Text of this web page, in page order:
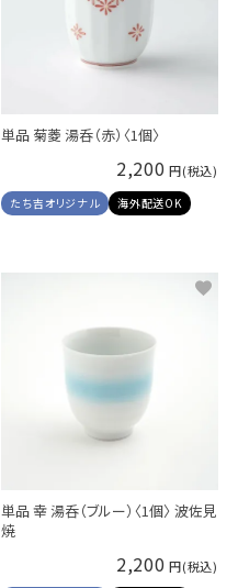
単品 菊菱 湯呑（赤）〈1個〉
2,200
たち吉オリジナル 海外配送OK
単品 幸 湯呑（ブルー）〈1個〉 波佐見
焼
2,200